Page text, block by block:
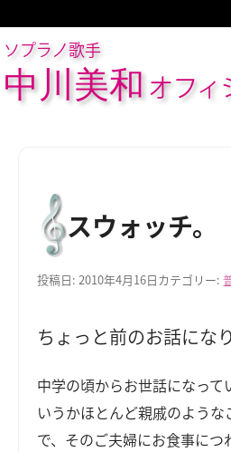
ソプラノ歌手
中川美和 オフィ
スウォッチ。
投稿日:2010年4月16日カテゴリー:
ちょっと前のお話にな
中学の頃からお世話になっ
いうかほとんど親戚のような
で、そのご夫婦にお食事に